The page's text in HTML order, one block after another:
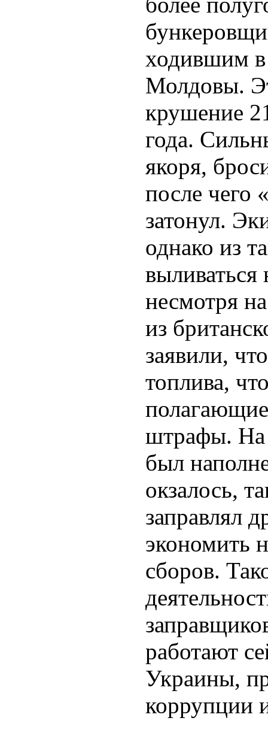
ходившим
Молдовы.
крушение
года.
якоря,
после чего
затонул.
однако из
несмотря
из
заявили,
топлива,
штрафы. На
был
окзалось,
заправлял
экономить
сборов.
работают
Украины,
коррупции